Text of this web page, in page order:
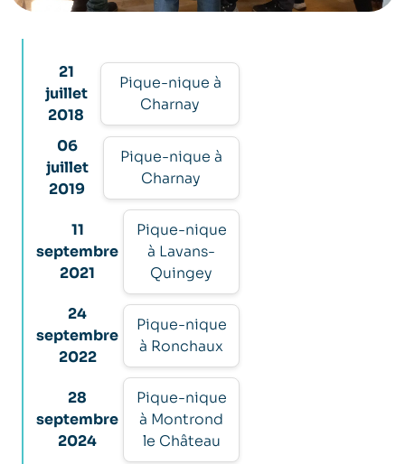
21
juillet
2018
Pique-nique à
Charnay
06
juillet
2019
Pique-nique à
Charnay
11
septembre
2021
Pique-nique
à Lavans-
Quingey
24
septembre
2022
Pique-nique
à Ronchaux
28
septembre
2024
Pique-nique
à Montrond
le Château